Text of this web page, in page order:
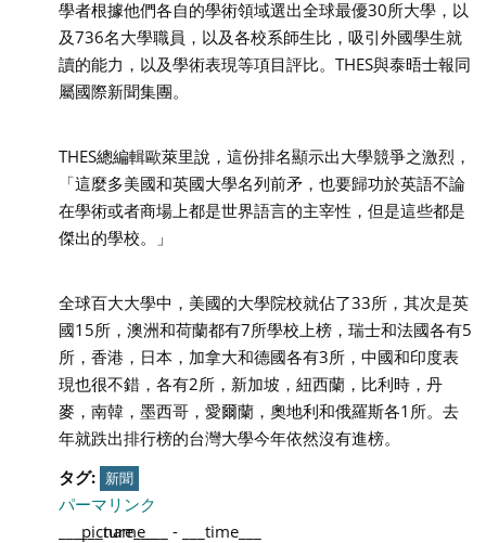
學者根據他們各自的學術領域選出全球最優30所大學，以
及736名大學職員，以及各校系師生比，吸引外國學生就
讀的能力，以及學術表現等項目評比。THES與泰晤士報同
屬國際新聞集團。
THES總編輯歐萊里說，這份排名顯示出大學競爭之激烈，
「這麼多美國和英國大學名列前矛，也要歸功於英語不論
在學術或者商場上都是世界語言的主宰性，但是這些都是
傑出的學校。」
全球百大大學中，美國的大學院校就佔了33所，其次是英
國15所，澳洲和荷蘭都有7所學校上榜，瑞士和法國各有5
所，香港，日本，加拿大和德國各有3所，中國和印度表
現也很不錯，各有2所，新加坡，紐西蘭，比利時，丹
麥，南韓，墨西哥，愛爾蘭，奧地利和俄羅斯各1所。去
年就跌出排行榜的台灣大學今年依然沒有進榜。
タグ: 新聞
パーマリンク
___picture___
___name___ -
___time___